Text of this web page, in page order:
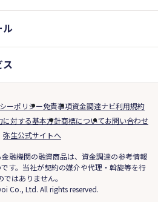
ス
ーポリシー免責事項資金調達ナビ利用規約
に対する基本方針商標についてお問い合わせ
弥生公式サイトへ
融機関の融資商品は、資金調達の参考情報
す。当社が契約の媒介や代理・斡旋等を行
ではありません。
Co., Ltd. All rights reserved.